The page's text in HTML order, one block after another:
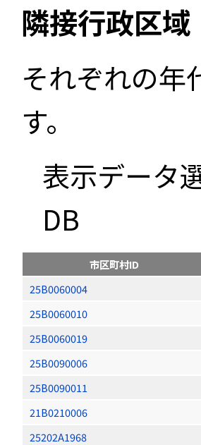
隣接行政区域
それぞれの年
す。
表示データ
DB
市区町村ID
25B0060004
25B0060010
25B0060019
25B0090006
25B0090011
21B0210006
25202A1968